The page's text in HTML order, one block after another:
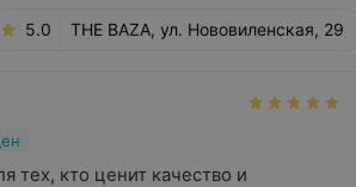
5.0 THE BAZA, ул. Нововиленская, 29
тех, кто ценит качество и